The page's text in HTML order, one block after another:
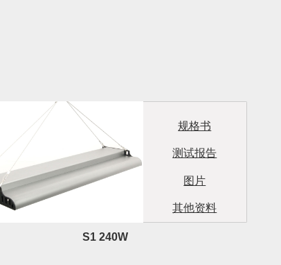
规格书
测试报告
图片
其他资料
S1 240W